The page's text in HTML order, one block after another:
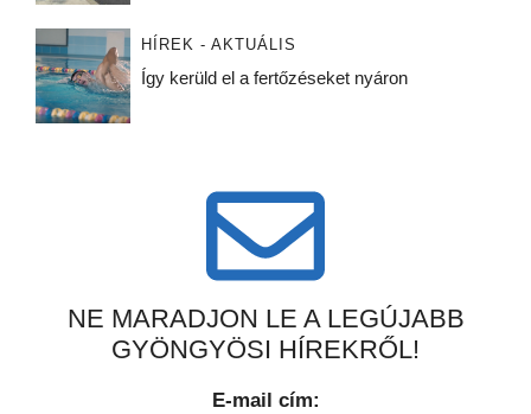
HÍREK - AKTUÁLIS
Így kerüld el a fertőzéseket nyáron
NE MARADJON LE A LEGÚJABB
GYÖNGYÖSI HÍREKRŐL!
E-mail cím: